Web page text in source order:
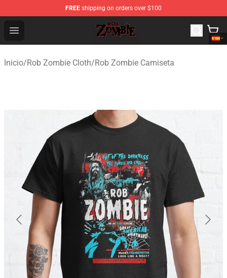
FREE shipping on orders over $100
Open menu
Rob Zombie Shop - Official Rob Zombie Merchandise
Inicio/Rob Zombie Cloth/Rob Zombie Camiseta